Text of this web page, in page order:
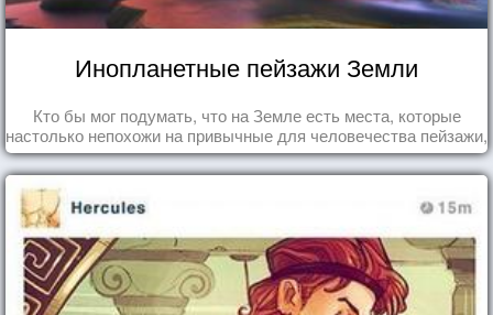
Инопланетные пейзажи Земли
Кто бы мог подумать, что на Земле есть места, которые
настолько непохожи на привычные для человечества пейзажи,
что кажутся и вовсе инопланетными!